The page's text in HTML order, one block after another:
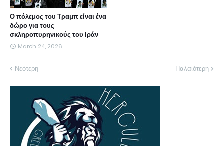
Ο πόλεμος του Τραμπ είναι ένα
δώρο για τους
σκληροπυρηνικούς του Ιράν
March 24, 2026
Νεότερη Παλαιότερη